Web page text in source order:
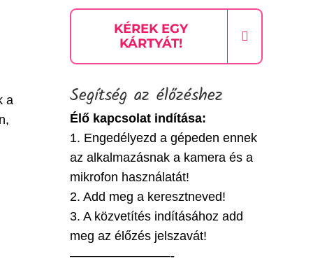
a
KÉREK EGY
KÁRTYÁT!
Segítség az élőzéshez
Élő kapcsolat indítása:
1. Engedélyezd a gépeden ennek
az alkalmazásnak a kamera és a
mikrofon használatát!
2. Add meg a keresztneved!
3. A közvetítés indításához add
meg az élőzés jelszavát!
————————-